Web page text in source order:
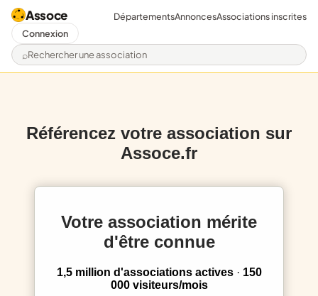
Assoce
Rechercher une association
DépartementsAnnoncesAssociations inscrites
Connexion
Référencez votre association sur
Assoce.fr
Votre association mérite
d'être connue
1,5 million d'associations actives· 150
000 visiteurs/mois